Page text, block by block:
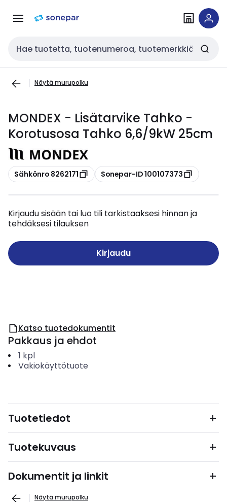
navigointiinsisältöön
Haku
Näytä murupolku
MONDEX - Lisätarvike Tahko -
Korotusosa Tahko 6,6/9kW 25cm
Kopioi
Sähkönro 8262171 Kopioi
Sonepar-ID 100107373
Kirjaudu sisään tai luo tili tarkistaaksesi hinnan ja
tehdäksesi tilauksen
Kirjaudu
Katso tuotedokumentit
Pakkaus ja ehdot
1 kpl
Vakiokäyttötuote
Tuotetiedot
Tuotekuvaus
Dokumentit ja linkit
Näytä murupolku